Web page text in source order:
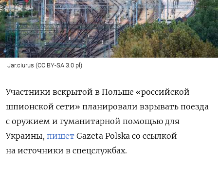
Jar.ciurus (CC BY-SA 3.0 pl)
Участники вскрытой в Польше «российской
шпионской сети» планировали взрывать поезда
с оружием и гуманитарной помощью для
Украины, пишет Gazeta Polska со ссылкой
на источники в спецслужбах.